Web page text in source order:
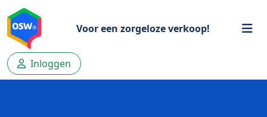
Voor een zorgeloze verkoop!
Inloggen